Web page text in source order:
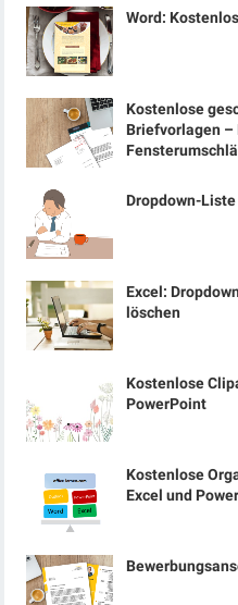
Word:
Kostenlose
Briefvorlagen
Dropdown-
Excel:
löschen
Kostenlose
PowerPoint
Kostenlose
Excel und